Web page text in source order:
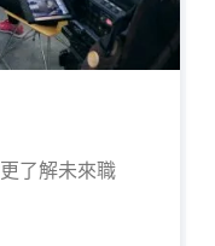
了解未來職